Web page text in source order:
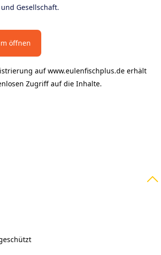
Gesellschaft.
öffnen
auf www.eulenfischplus.de erhält
Zugriff auf die Inhalte.